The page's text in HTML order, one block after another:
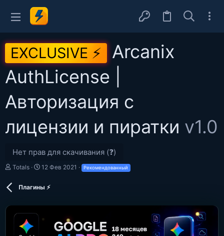
EXCLUSIVE ⚡
Arcanix
AuthLicense |
Авторизация с
лицензии и пиратки v1.0
Нет прав для скачивания (❓)
А
Totals
Д
а
о
12 Фев 2021 Рекомендованный
Плагины ⚡